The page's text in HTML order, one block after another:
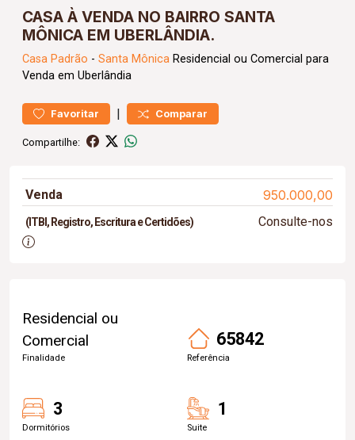
CASA À VENDA NO BAIRRO SANTA
MÔNICA EM UBERLÂNDIA.
Casa Padrão - Santa Mônica Residencial ou Comercial para
Venda em Uberlândia
Favoritar | Comparar
Compartilhe:
Venda 950.000,00
(ITBI, Registro, Escritura e Certidões) Consulte-nos
Residencial ou
Comercial
Finalidade
65842
Referência
3
Dormitórios
1
Suite